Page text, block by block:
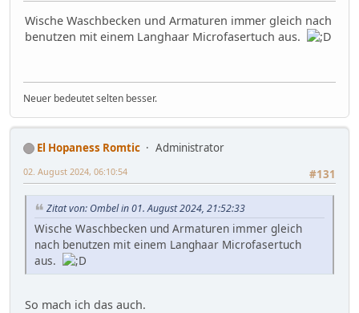
Wische Waschbecken und Armaturen immer gleich nach
benutzen mit einem Langhaar Microfasertuch aus.
Neuer bedeutet selten besser.
El Hopaness Romtic
Administrator
#131
02. August 2024, 06:10:54
Zitat von: Ombel in 01. August 2024, 21:52:33
Wische Waschbecken und Armaturen immer gleich
nach benutzen mit einem Langhaar Microfasertuch
aus.
So mach ich das auch.